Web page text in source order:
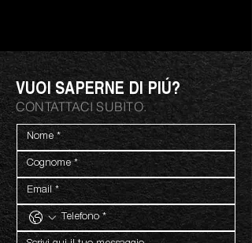
VUOI SAPERNE DI PIÚ?
CONTATTACI SUBITO.